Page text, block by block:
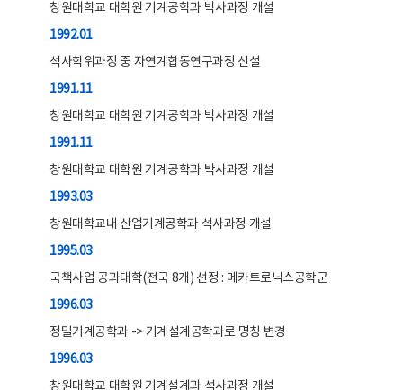
창원대학교 대학원 기계공학과 박사과정 개설
1992.01
석사학위과정 중 자연계합동연구과정 신설
1991.11
창원대학교 대학원 기계공학과 박사과정 개설
1991.11
창원대학교 대학원 기계공학과 박사과정 개설
1993.03
창원대학교내 산업기계공학과 석사과정 개설
1995.03
국책사업 공과대학(전국 8개) 선정 : 메카트로닉스공학군
1996.03
정밀기계공학과 -> 기계설계공학과로 명칭 변경
1996.03
창원대학교 대학원 기계설계과 석사과정 개설